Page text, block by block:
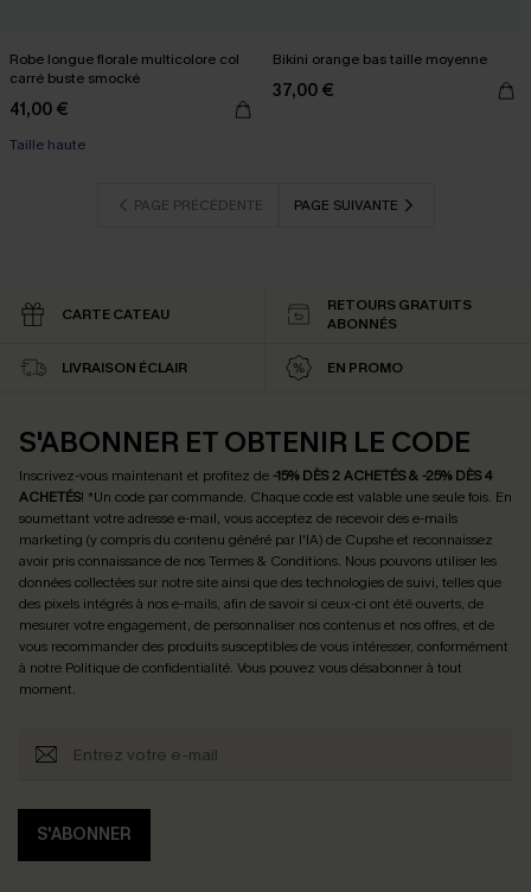
Robe longue florale multicolore col
carré buste smocké
41,00 €
Taille haute
Bikini orange bas taille moyenne
37,00 €
PAGE PRÉCÉDENTE PAGE SUIVANTE
CARTE CATEAU
RETOURS GRATUITS
ABONNÉS
LIVRAISON ÉCLAIR EN PROMO
S'ABONNER ET OBTENIR LE CODE
Inscrivez-vous maintenant et profitez de -15% DÈS 2 ACHETÉS & -25% DÈS 4
ACHETÉS! *Un code par commande. Chaque code est valable une seule fois. En
soumettant votre adresse e-mail, vous acceptez de recevoir des e-mails
marketing (y compris du contenu généré par l'IA) de Cupshe et reconnaissez
avoir pris connaissance de nosTermes & Conditions. Nous pouvons utiliser les
données collectées sur notre site ainsi que des technologies de suivi, telles que
des pixels intégrés à nos e-mails, afin de savoir si ceux-ci ont été ouverts, de
mesurer votre engagement, de personnaliser nos contenus et nos offres, et de
vous recommander des produits susceptibles de vous intéresser, conformément
à notre Politique de confidentialité. Vous pouvez vous désabonner à tout
moment.
S'ABONNER